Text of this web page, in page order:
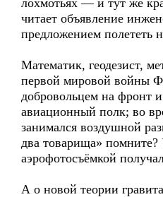
лохмотьях — и тут же
читает объявление
предложением полететь
Математик, геодезист,
первой мировой войны
добровольцем на фронт и
авиационный полк; во
занимался воздушной
два товарища»
аэрофотосъёмкой
А о новой теории